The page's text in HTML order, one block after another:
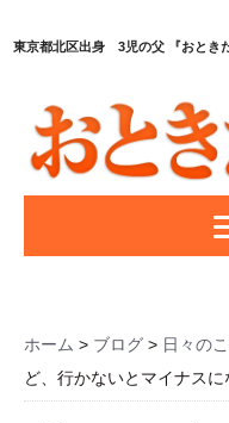
東京都北区出身 3児の父 『おとき
ホーム > ブログ > 日々の
ど、行かないとマイナス